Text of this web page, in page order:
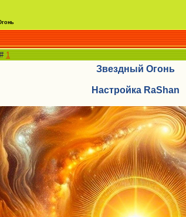
1
Звездный Огонь
Настройка RaShan